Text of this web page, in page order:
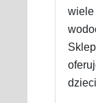
wiele